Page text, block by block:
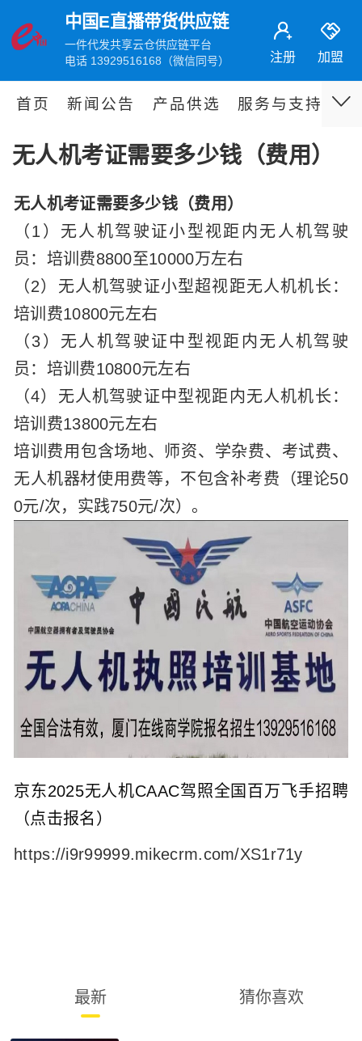
中国E直播带货供应链
一件代发共享云仓供应链平台
电话 13929516168（微信同号）
注册 加盟
首页 新闻公告 产品供选 服务与支持 伙
无人机考证需要多少钱（费用）
无人机考证需要多少钱（费用）
（1）无人机驾驶证小型视距内无人机驾驶
员：培训费8800至10000万左右
（2）无人机驾驶证小型超视距无人机机长：
培训费10800元左右
（3）无人机驾驶证中型视距内无人机驾驶
员：培训费10800元左右
（4）无人机驾驶证中型视距内无人机机长：
培训费13800元左右
培训费用包含场地、师资、学杂费、考试费、
无人机器材使用费等，不包含补考费（理论50
0元/次，实践750元/次）。
京东2025无人机CAAC驾照全国百万飞手招聘
（点击报名）
https://i9r99999.mikecrm.com/XS1r71y
最新 猜你喜欢